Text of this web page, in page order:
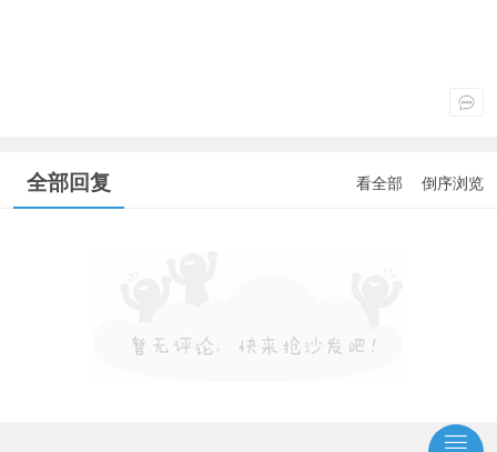
全部回复 看全部 倒序浏览